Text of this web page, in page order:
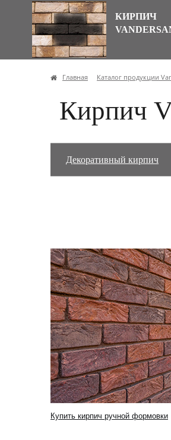
КИРПИЧ
Главная Каталог продукции
Кирпич
Декоративный кирпич
Купить кирпич ручной формовки